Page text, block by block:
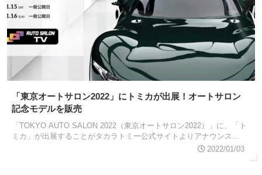
「東京オートサロン2022」にトミカが出展！オートサロン
記念モデルを販売
「TOKYO AUTO SALON 2022（東京オートサロン2022）」に、「ト
ミカ」が出展することがタカラトミー公式サイトよりアナウンス...
2022/01/03